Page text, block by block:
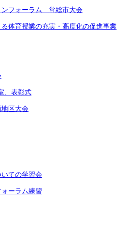
フォーラム 常総市大会
体育授業の充実・高度化の促進事業
、表彰式
区大会
ての学習会
ーラム練習